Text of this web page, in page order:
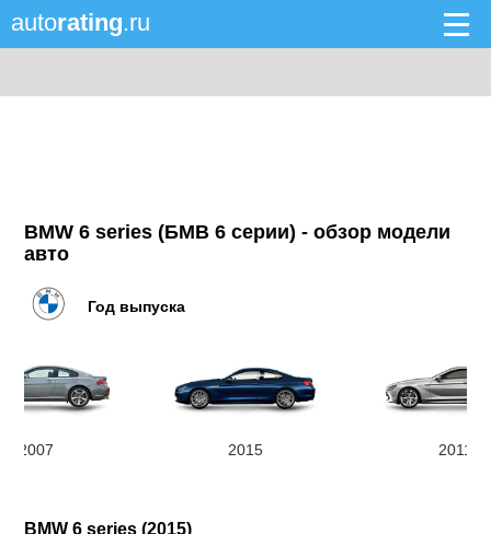
autorating.ru
BMW 6 series (БМВ 6 серии) - обзор модели
авто
Год выпуска
2007 2015 2011
BMW 6 series (2015)